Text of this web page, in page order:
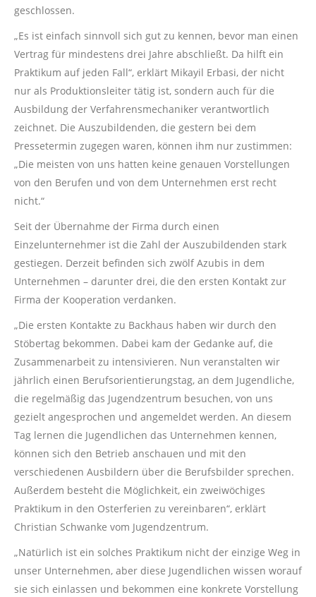
geschlossen.
„Es ist einfach sinnvoll sich gut zu kennen, bevor man einen
Vertrag für mindestens drei Jahre abschließt. Da hilft ein
Praktikum auf jeden Fall“, erklärt Mikayil Erbasi, der nicht
nur als Produktionsleiter tätig ist, sondern auch für die
Ausbildung der Verfahrensmechaniker verantwortlich
zeichnet. Die Auszubildenden, die gestern bei dem
Pressetermin zugegen waren, können ihm nur zustimmen:
„Die meisten von uns hatten keine genauen Vorstellungen
von den Berufen und von dem Unternehmen erst recht
nicht.“
Seit der Übernahme der Firma durch einen
Einzelunternehmer ist die Zahl der Auszubildenden stark
gestiegen. Derzeit befinden sich zwölf Azubis in dem
Unternehmen – darunter drei, die den ersten Kontakt zur
Firma der Kooperation verdanken.
„Die ersten Kontakte zu Backhaus haben wir durch den
Stöbertag bekommen. Dabei kam der Gedanke auf, die
Zusammenarbeit zu intensivieren. Nun veranstalten wir
jährlich einen Berufsorientierungstag, an dem Jugendliche,
die regelmäßig das Jugendzentrum besuchen, von uns
gezielt angesprochen und angemeldet werden. An diesem
Tag lernen die Jugendlichen das Unternehmen kennen,
können sich den Betrieb anschauen und mit den
verschiedenen Ausbildern über die Berufsbilder sprechen.
Außerdem besteht die Möglichkeit, ein zweiwöchiges
Praktikum in den Osterferien zu vereinbaren“, erklärt
Christian Schwanke vom Jugendzentrum.
„Natürlich ist ein solches Praktikum nicht der einzige Weg in
unser Unternehmen, aber diese Jugendlichen wissen worauf
sie sich einlassen und bekommen eine konkrete Vorstellung